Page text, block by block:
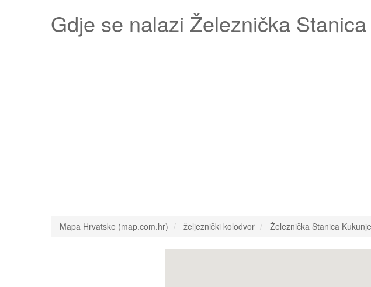
Gdje se nalazi Železnička
Mapa Hrvatske (map.com.hr) željeznički kolodvor Železnička Stanica